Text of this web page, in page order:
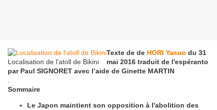
Localisation de l'atoll de Bikini
Texte de de HORI Yasuo du 31
mai 2016 traduit de l'espéranto
par Paul SIGNORET avec l’aide de Ginette MARTIN
Sommaire
Le Japon maintient son opposition à l'abolition des